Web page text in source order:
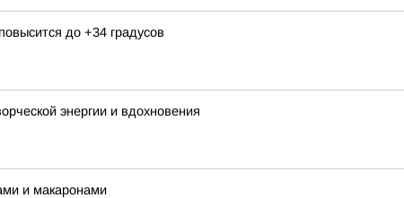
до +34 градусов
энергии и вдохновения
и макаронами